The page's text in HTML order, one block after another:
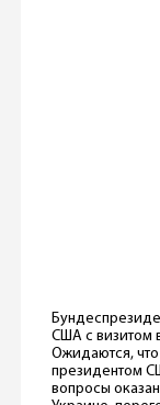
США с визитом
Ожидаются,
президентом
вопросы